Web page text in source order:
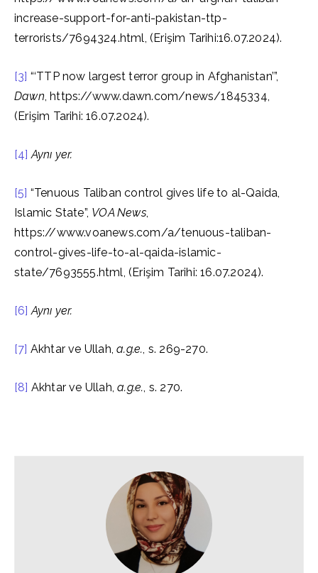
increase-support-for-anti-pakistan-ttp-
terrorists/7694324.html, (Erişim Tarihi:16.07.2024).
[3] “‘TTP now largest terror group in Afghanistan’”,
Dawn, https://www.dawn.com/news/1845334,
(Erişim Tarihi: 16.07.2024).
[4] Aynı yer.
[5] “Tenuous Taliban control gives life to al-Qaida,
Islamic State”, VOA News,
https://www.voanews.com/a/tenuous-taliban-
control-gives-life-to-al-qaida-islamic-
state/7693555.html, (Erişim Tarihi: 16.07.2024).
[6] Aynı yer.
[7] Akhtar ve Ullah,a.g.e., s. 269-270.
[8] Akhtar ve Ullah,a.g.e., s. 270.